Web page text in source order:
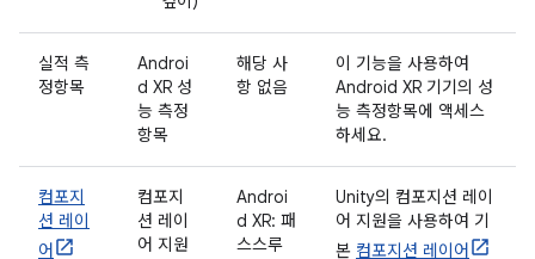
실적 측
정항목
Androi
d XR 성
능 측정
항목
해당 사
항 없음
이 기능을 사용하여
Android XR 기기의 성
능 측정항목에 액세스
하세요.
컴포지
션 레이
어
컴포지
션 레이
어 지원
Androi
d XR: 패
스스루
Unity의 컴포지션 레이
어 지원을 사용하여 기
본 컴포지션 레이어